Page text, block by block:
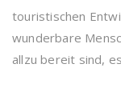
touristischen
wunderbare
allzu bereit sind,